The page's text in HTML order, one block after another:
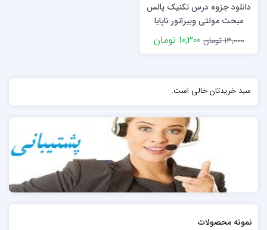
دانلود جزوه درس تکنیک پالس
مبحث مولتی ویبراتور ناپایا
(آستابل)
13,000 تومان 10,300 تومان
سبد خریدتان خالی است.
نمونه محصولات